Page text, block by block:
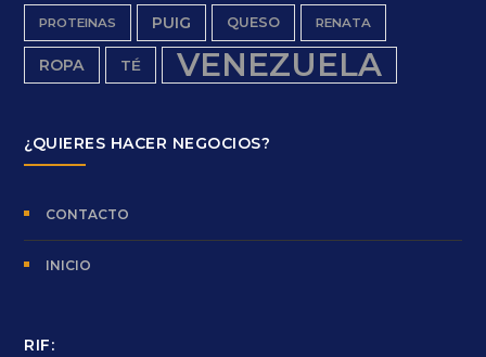
PROTEINAS PUIG QUESO RENATA
ROPA TÉ VENEZUELA
¿QUIERES HACER NEGOCIOS?
CONTACTO
INICIO
RIF: